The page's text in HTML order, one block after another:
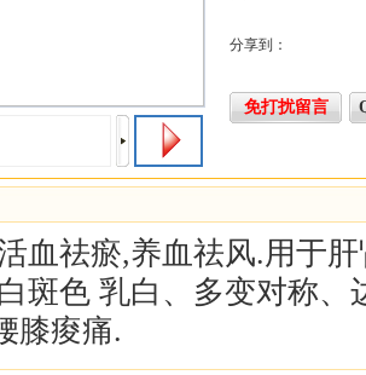
分享到：
免打扰留言
血祛瘀,养血祛风.用于
斑色 乳白、多变对称、
膝痠痛.